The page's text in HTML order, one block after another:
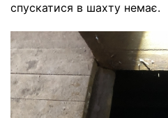
спускатися в шахту немає.